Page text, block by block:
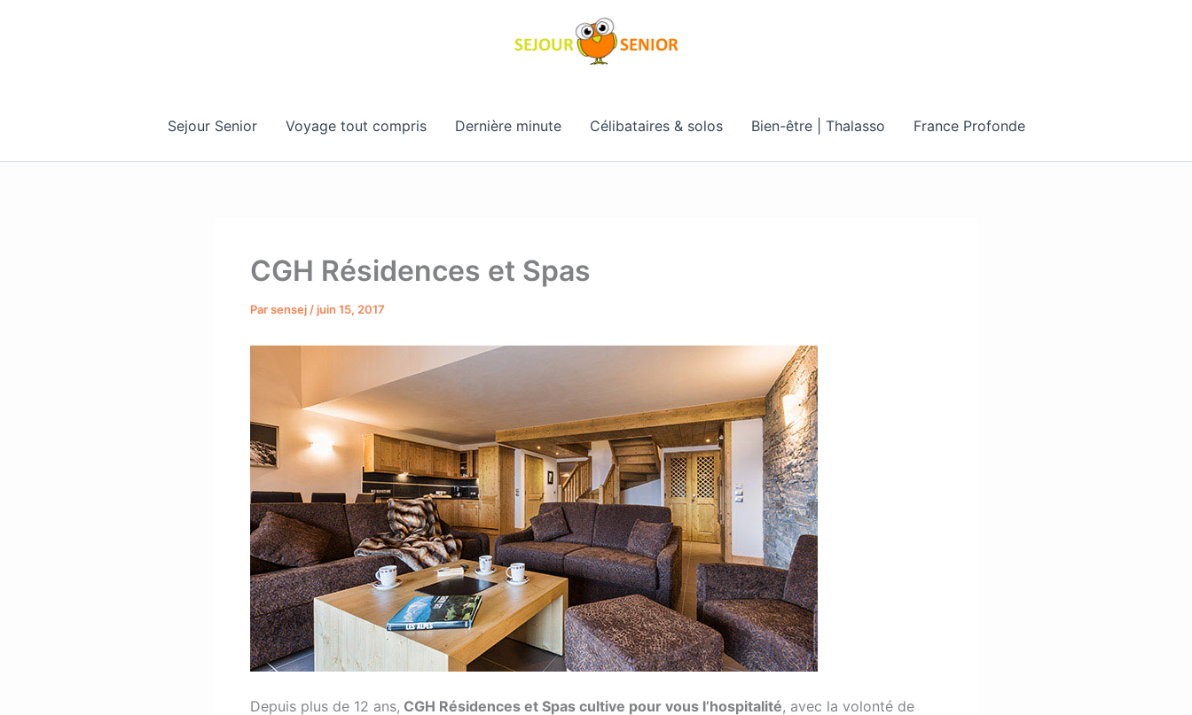
Sejour Senior Voyage tout compris Dernière minute Célibataires & solos Bien-être | Thalasso France Profonde
CGH Résidences et Spas
Parsensej /juin 15, 2017
Depuis plus de 12 ans, CGH Résidences et Spas cultive pour vous l’hospitalité, avec la volonté de